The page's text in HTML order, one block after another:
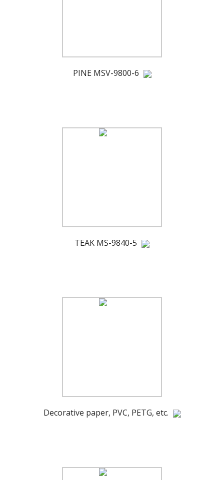
PINE MSV-9800-6
TEAK MS-9840-5
Decorative paper, PVC, PETG, etc.